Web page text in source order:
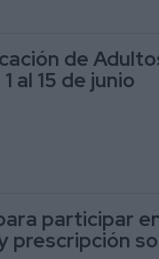
de
al 15 de junio
participar
prescripción